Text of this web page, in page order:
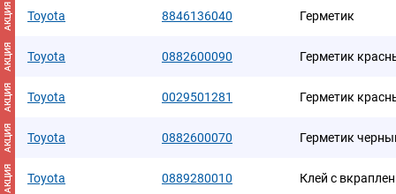
АКЦИЯ Toyota 8846136040 Герметик
АКЦИЯ Toyota 0882600090 Герметик
АКЦИЯ Toyota 0029501281 Герметик
АКЦИЯ Toyota 0882600070 Герметик
АКЦИЯ Toyota 0889280010 Клей с